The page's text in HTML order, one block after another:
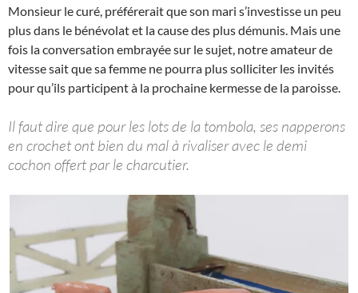
Monsieur le curé, préférerait que son mari s’investisse un peu
plus dans le bénévolat et la cause des plus démunis. Mais une
fois la conversation embrayée sur le sujet, notre amateur de
vitesse sait que sa femme ne pourra plus solliciter les invités
pour qu’ils participent à la prochaine kermesse de la paroisse.
Il faut dire que pour les lots de la tombola, ses napperons
en crochet ont bien du mal à rivaliser avec le demi
cochon offert par le charcutier.